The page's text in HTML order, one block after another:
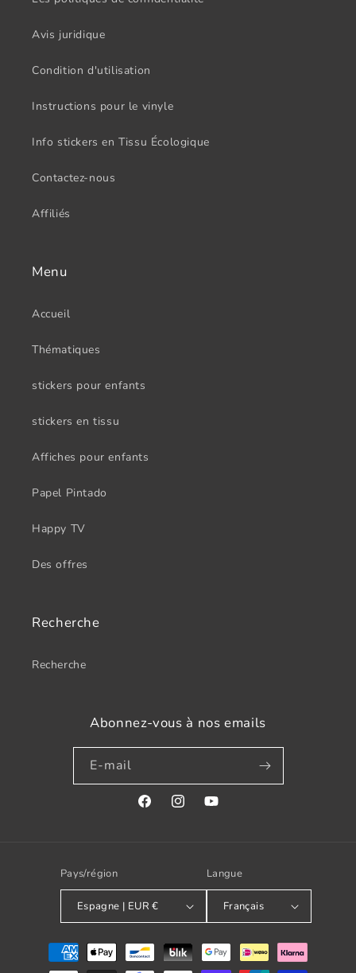
Avis juridique
Condition d'utilisation
Instructions pour le vinyle
Info stickers en Tissu Écologique
Contactez-nous
Affiliés
Menu
Accueil
Thématiques
stickers pour enfants
stickers en tissu
Affiches pour enfants
Papel Pintado
Happy TV
Des offres
Recherche
Recherche
Abonnez-vous à nos emails
E-mail
FacebookInstagramYouTube
Pays/région
Espagne | EUR €
Langue
Français
Modes